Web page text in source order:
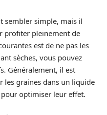
sembler simple, mais il
profiter pleinement de
est de ne pas les
sèches, vous pouvez
Généralement, il est
les graines dans un liquide
optimiser leur effet.